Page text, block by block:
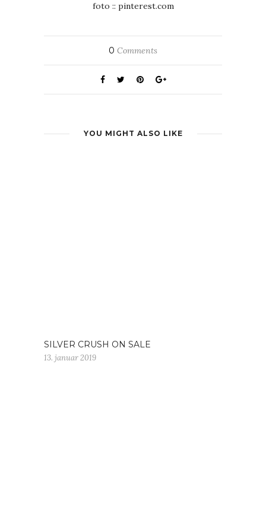
foto :: pinterest.com
0 Comments
YOU MIGHT ALSO LIKE
SILVER CRUSH ON SALE
13. januar 2019